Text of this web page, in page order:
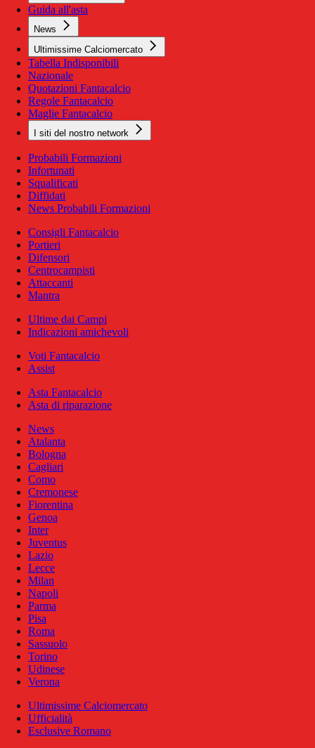
Guida all'asta
News
Ultimissime Calciomercato
Tabella Indisponibili
Nazionale
Quotazioni Fantacalcio
Regole Fantacalcio
Maglie Fantacalcio
I siti del nostro network
Probabili Formazioni
Infortunati
Squalificati
Diffidati
News Probabili Formazioni
Consigli Fantacalcio
Portieri
Difensori
Centrocampisti
Attaccanti
Mantra
Ultime dai Campi
Indicazioni amichevoli
Voti Fantacalcio
Assist
Asta Fantacalcio
Asta di riparazione
News
Atalanta
Bologna
Cagliari
Como
Cremonese
Fiorentina
Genoa
Inter
Juventus
Lazio
Lecce
Milan
Napoli
Parma
Pisa
Roma
Sassuolo
Torino
Udinese
Verona
Ultimissime Calciomercato
Ufficialità
Esclusive Romano